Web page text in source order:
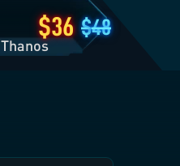
36 48
Thanos